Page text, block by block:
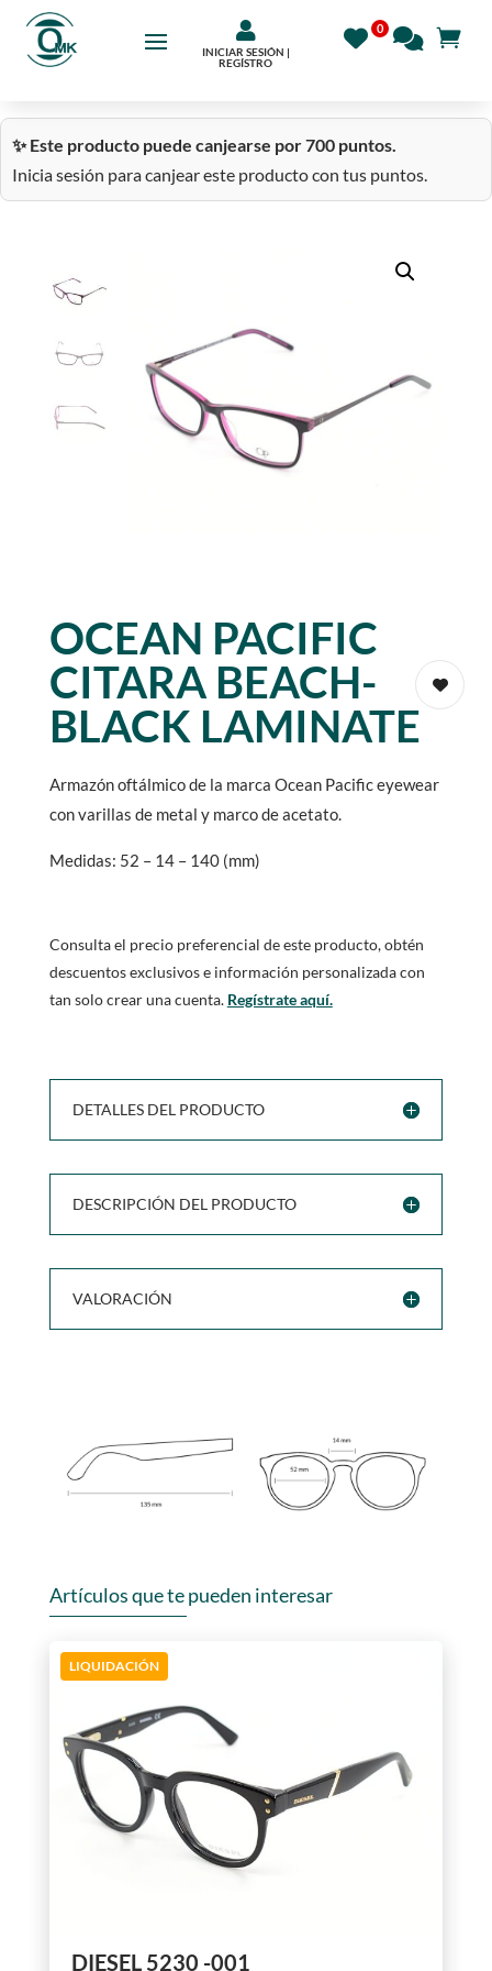

INICIAR SESIÓN |
REGÍSTRO
✨ Este producto puede canjearse por 700 puntos.
Inicia sesión para canjear este producto con tus puntos.
OCEAN PACIFIC
CITARA BEACH-
BLACK LAMINATE
Armazón oftálmico de la marca Ocean Pacific eyewear
con varillas de metal y marco de acetato.
Medidas: 52 – 14 – 140 (mm)
Consulta el precio preferencial de este producto, obtén
descuentos exclusivos e información personalizada con
tan solo crear una cuenta. Regístrate aquí.
DETALLES DEL PRODUCTO
DESCRIPCIÓN DEL PRODUCTO
VALORACIÓN
Artículos que te pueden interesar
LIQUIDACIÓN
DIESEL 5230 -001